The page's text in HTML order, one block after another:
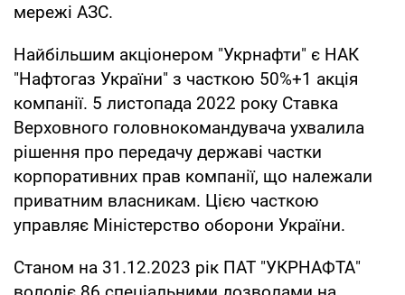
мережі АЗС.
Найбільшим акціонером "Укрнафти" є НАК
"Нафтогаз України" з часткою 50%+1 акція
компанії. 5 листопада 2022 року Ставка
Верховного головнокомандувача ухвалила
рішення про передачу державі частки
корпоративних прав компанії, що належали
приватним власникам. Цією часткою
управляє Міністерство оборони України.
Станом на 31.12.2023 рік ПАТ "УКРНАФТА"